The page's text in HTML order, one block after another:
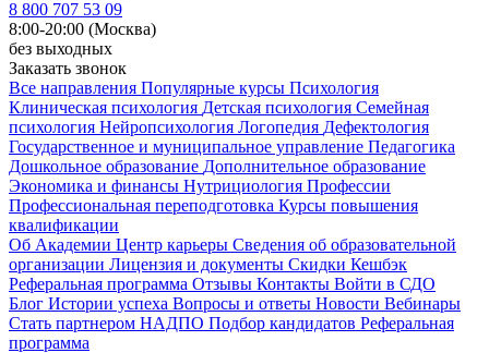
8 800 707 53 09
8:00-20:00 (Москва)
без выходных
Заказать звонок
Все направления Популярные курсы Психология
Клиническая психология Детская психология Семейная
психология Нейропсихология Логопедия Дефектология
Государственное и муниципальное управление Педагогика
Дошкольное образование Дополнительное образование
Экономика и финансы Нутрициология Профессии
Профессиональная переподготовка Курсы повышения
квалификации
Об Академии Центр карьеры Сведения об образовательной
организации Лицензия и документы Скидки Кешбэк
Реферальная программа Отзывы Контакты Войти в СДО
Блог Истории успеха Вопросы и ответы Новости Вебинары
Стать партнером НАДПО Подбор кандидатов Реферальная
программа